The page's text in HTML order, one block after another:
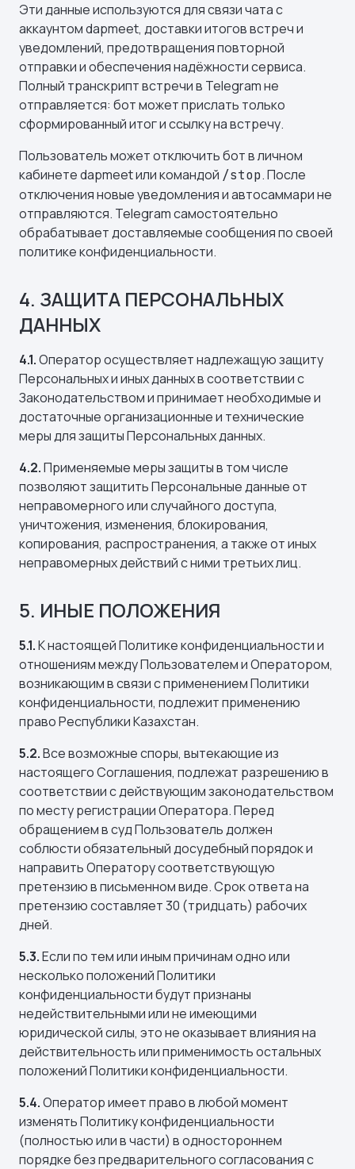
Эти данные используются для связи чата с
аккаунтом dapmeet, доставки итогов встреч и
уведомлений, предотвращения повторной
отправки и обеспечения надёжности сервиса.
Полный транскрипт встречи в Telegram не
отправляется: бот может прислать только
сформированный итог и ссылку на встречу.
Пользователь может отключить бот в личном
кабинете dapmeet или командой /stop. После
отключения новые уведомления и автосаммари не
отправляются. Telegram самостоятельно
обрабатывает доставляемые сообщения по своей
политике конфиденциальности.
4. ЗАЩИТА ПЕРСОНАЛЬНЫХ
ДАННЫХ
4.1.Оператор осуществляет надлежащую защиту
Персональных и иных данных в соответствии с
Законодательством и принимает необходимые и
достаточные организационные и технические
меры для защиты Персональных данных.
4.2.Применяемые меры защиты в том числе
позволяют защитить Персональные данные от
неправомерного или случайного доступа,
уничтожения, изменения, блокирования,
копирования, распространения, а также от иных
неправомерных действий с ними третьих лиц.
5. ИНЫЕ ПОЛОЖЕНИЯ
5.1.К настоящей Политике конфиденциальности и
отношениям между Пользователем и Оператором,
возникающим в связи с применением Политики
конфиденциальности, подлежит применению
право Республики Казахстан.
5.2.Все возможные споры, вытекающие из
настоящего Соглашения, подлежат разрешению в
соответствии с действующим законодательством
по месту регистрации Оператора. Перед
обращением в суд Пользователь должен
соблюсти обязательный досудебный порядок и
направить Оператору соответствующую
претензию в письменном виде. Срок ответа на
претензию составляет 30 (тридцать) рабочих
дней.
5.3.Если по тем или иным причинам одно или
несколько положений Политики
конфиденциальности будут признаны
недействительными или не имеющими
юридической силы, это не оказывает влияния на
действительность или применимость остальных
положений Политики конфиденциальности.
5.4.Оператор имеет право в любой момент
изменять Политику конфиденциальности
(полностью или в части) в одностороннем
порядке без предварительного согласования с